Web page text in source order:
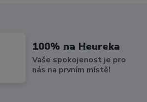
100% na Heureka
Vaše spokojenost je pro
nás na prvním místě!